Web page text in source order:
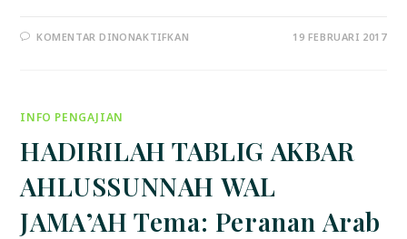
KOMENTAR DINONAKTIFKAN
26/02/17
19 FEBRUARI 2017
INFO PENGAJIAN
HADIRILAH TABLIG AKBAR
AHLUSSUNNAH WAL
JAMA’AH Tema: Peranan Arab